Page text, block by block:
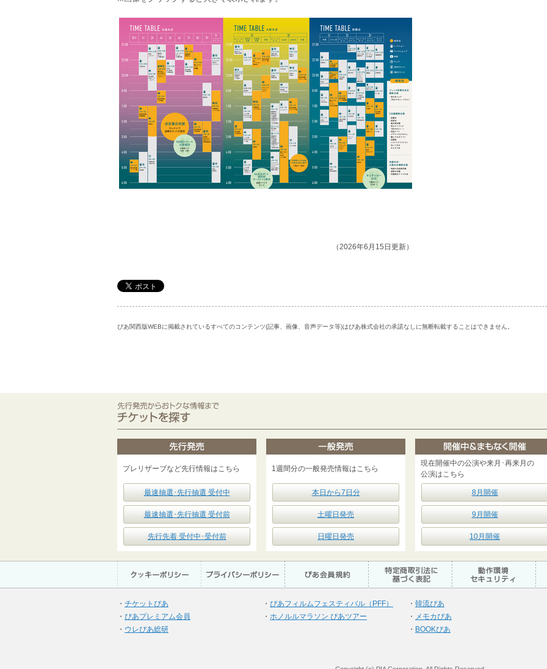
（2026年6月15日更新）
ぴあ関西版WEBに掲載されているすべてのコンテンツ(記事、画像、音声データ等)はぴあ株式会社の承諾なしに無断転載することはできません。
プレリザーブなど先行情報はこちら
最速抽選･先行抽選 受付中
最速抽選･先行抽選 受付前
先行先着 受付中･受付前
1週間分の一般発売情報はこちら
本日から7日分
土曜日発売
日曜日発売
現在開催中の公演や来月･再来月の
公演はこちら
8月開催
9月開催
10月開催
・ チケットぴあ
・ ぴあプレミアム会員
・ ウレぴあ総研
・ ぴあフィルムフェスティバル（PFF）
・ ホノルルマラソン ぴあツアー
・ 韓流ぴあ
・ メモカぴあ
・ BOOKぴあ